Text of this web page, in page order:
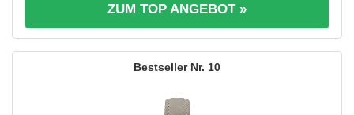
ZUM TOP ANGEBOT »
10